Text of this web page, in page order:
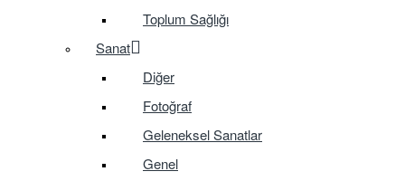
Toplum Sağlığı
Sanat
Diğer
Fotoğraf
Geleneksel Sanatlar
Genel